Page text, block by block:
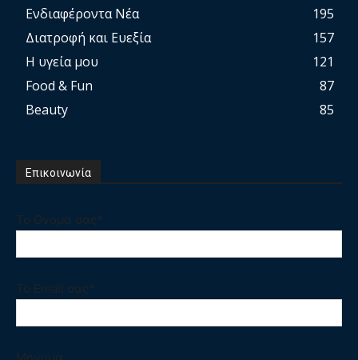
Ενδιαφέροντα Νέα
195
Διατροφή και Ευεξία
157
Η υγεία μου
121
Food & Fun
87
Beauty
85
Επικοινωνία
Το Ονομα σας*
Το Email σας*